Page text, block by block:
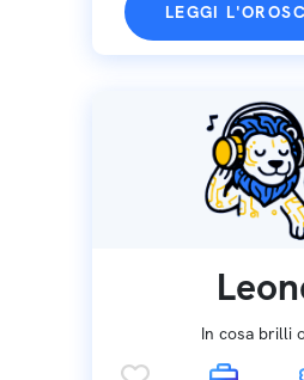
LEGGI
In cosa brilli